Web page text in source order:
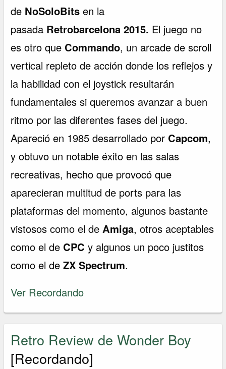
de NoSoloBits en la
pasada Retrobarcelona 2015. El juego no
es otro que Commando, un arcade de scroll
vertical repleto de acción donde los reflejos y
la habilidad con el joystick resultarán
fundamentales si queremos avanzar a buen
ritmo por las diferentes fases del juego.
Apareció en 1985 desarrollado por Capcom,
y obtuvo un notable éxito en las salas
recreativas, hecho que provocó que
aparecieran multitud de ports para las
plataformas del momento, algunos bastante
vistosos como el deAmiga, otros aceptables
como el de CPCy algunos un poco justitos
como el deZX Spectrum.
Ver Recordando
Retro Review de Wonder Boy
[Recordando]